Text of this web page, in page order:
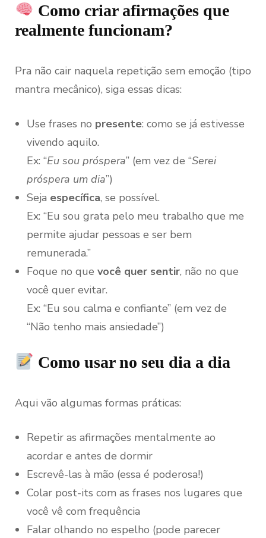
Como criar afirmações que
realmente funcionam?
Pra não cair naquela repetição sem emoção (tipo
mantra mecânico), siga essas dicas:
Use frases no presente: como se já estivesse
vivendo aquilo.
Ex: “Eu sou próspera” (em vez de “Serei
próspera um dia”)
Seja específica, se possível.
Ex: “Eu sou grata pelo meu trabalho que me
permite ajudar pessoas e ser bem
remunerada.”
Foque no que você quer sentir, não no que
você quer evitar.
Ex: “Eu sou calma e confiante” (em vez de
“Não tenho mais ansiedade”)
Como usar no seu dia a dia
Aqui vão algumas formas práticas:
Repetir as afirmações mentalmente ao
acordar e antes de dormir
Escrevê-las à mão (essa é poderosa!)
Colar post-its com as frases nos lugares que
você vê com frequência
Falar olhando no espelho (pode parecer